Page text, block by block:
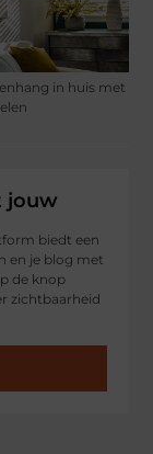
in huis met
jouw
biedt een
en je blog met
de knop
zichtbaarheid